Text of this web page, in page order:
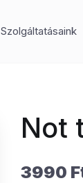
Szolgáltatásaink
Not
3990